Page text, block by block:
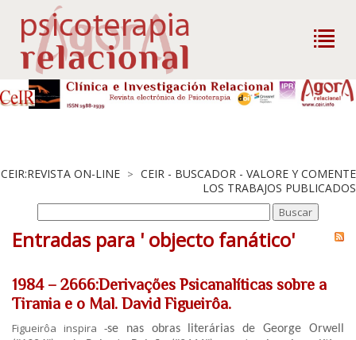
CEIR:REVISTA ON-LINE > CEIR - BUSCADOR - VALORE Y COMENTE
LOS TRABAJOS PUBLICADOS
Entradas para ' objecto fanático'
1984 – 2666:Derivações Psicanalíticas sobre a
Tirania e o Mal. David Figueirôa.
Figueirôa inspira ‐se nas obras literárias de George Orwell